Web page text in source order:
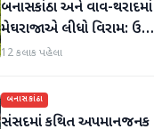
બનાસકાંઠા અને વાવ-થરાદમાં
મેઘરાજાએ લીધો વિરામ: ઉઘાડ
નીકળતાં ખેડૂતોમાં આનંદનો
12 કલાક પહેલા
બનાસકાંઠા
સંસદમાં કથિત અપમાનજનક